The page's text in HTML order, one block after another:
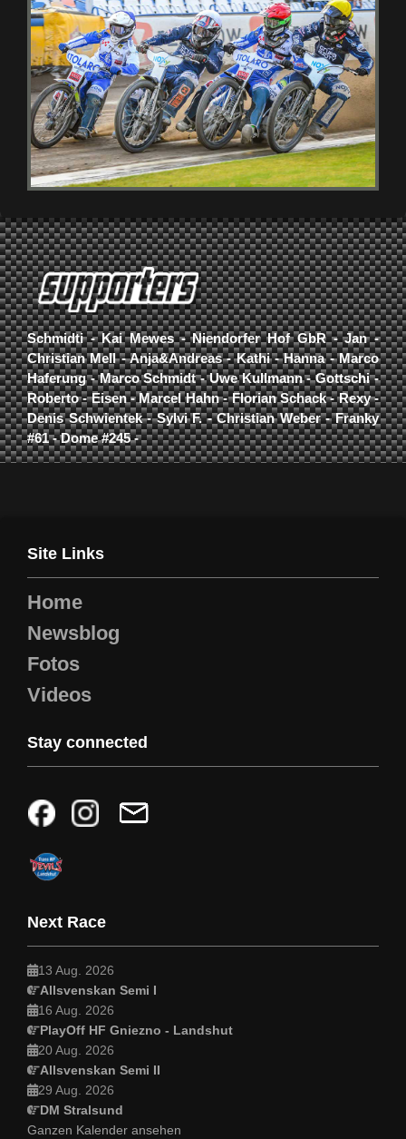
Schmidti - Kai Mewes - Niendorfer Hof GbR - Jan -
Christian Mell - Anja&Andreas - Kathi - Hanna - Marco
Haferung - Marco Schmidt - Uwe Kullmann - Gottschi -
Roberto - Eisen - Marcel Hahn - Florian Schack - Rexy -
Denis Schwientek - Sylvi F. - Christian Weber - Franky
#61 - Dome #245 -
Site Links
Home
Newsblog
Fotos
Videos
Stay connected
Next Race
13 Aug. 2026
Allsvenskan Semi I
16 Aug. 2026
PlayOff HF Gniezno - Landshut
20 Aug. 2026
Allsvenskan Semi II
29 Aug. 2026
DM Stralsund
Ganzen Kalender ansehen